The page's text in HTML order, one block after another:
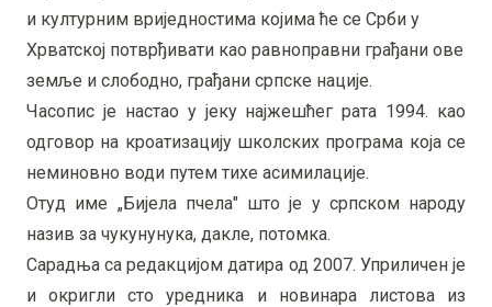
и културним вриједностима којима ће се Срби у
Хрватској потврђивати као равноправни грађани ове
земље и слободно, грађани српске нације.
Часопис је настао у јеку најжешћег рата 1994. као
одговор на кроатизацију школских програма која се
неминовно води путем тихе асимилације.
Отуд име „Бијела пчела" што је у српском народу
назив за чукунунука, дакле, потомка.
Сарадња са редакцијом датира од 2007. Уприличен је
и окригли сто уредника и новинара листова из